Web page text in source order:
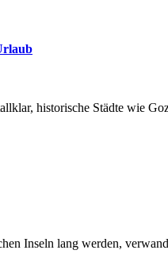
historische Städte wie
Inseln lang werden,